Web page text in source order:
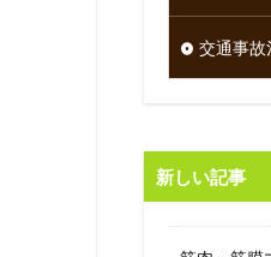
交通事故
新しい記事